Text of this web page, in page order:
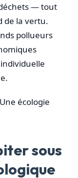
— tout
de la vertu.
pollueurs
écologie
sous